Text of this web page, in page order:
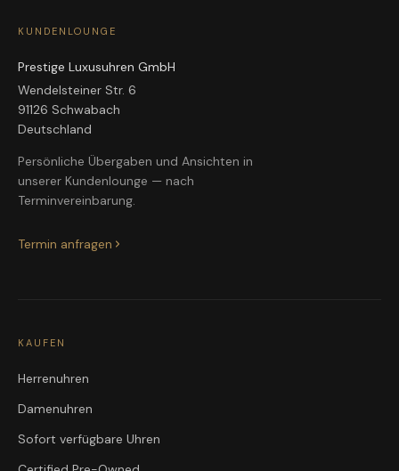
KUNDENLOUNGE
Prestige Luxusuhren GmbH
Wendelsteiner Str. 6
91126 Schwabach
Deutschland
Persönliche Übergaben und Ansichten in
unserer Kundenlounge — nach
Terminvereinbarung.
Termin anfragen
KAUFEN
Herrenuhren
Damenuhren
Sofort verfügbare Uhren